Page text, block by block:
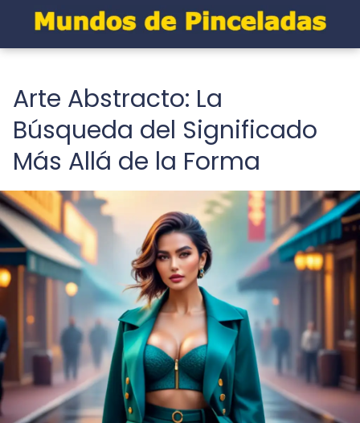
Arte Abstracto: La
Búsqueda del Significado
Más Allá de la Forma